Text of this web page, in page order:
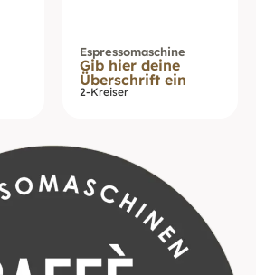
Espressomaschine
Gib hier deine
Überschrift ein
2-Kreiser